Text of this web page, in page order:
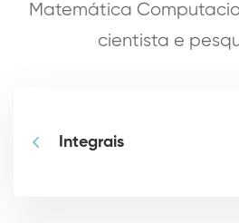
Matemática
cientista e
Integrais